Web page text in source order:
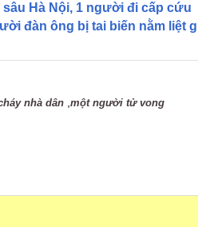
Hà Nội, 1 người đi cấp cứu
đàn ông bị tai biến nằm liệt
nhà dân một người tử vong